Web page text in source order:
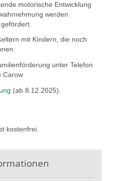
motorische Entwicklung
werden
mit Kindern, die noch
unter Telefon
Carow
(ab 8.12.2025).
kostenfrei.